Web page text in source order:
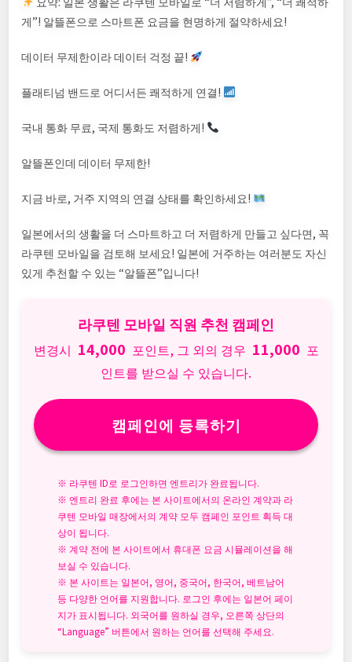
게”! 알뜰폰으로 스마트폰 요금을 현명하게 절약하세요!
데이터 무제한이라 데이터 걱정 끝!
플래티넘 밴드로 어디서든 쾌적하게 연결!
국내 통화 무료, 국제 통화도 저렴하게!
알뜰폰인데 데이터 무제한!
지금 바로, 거주 지역의 연결 상태를 확인하세요!
일본에서의 생활을 더 스마트하고 더 저렴하게 만들고 싶다면, 꼭
라쿠텐 모바일을 검토해 보세요! 일본에 거주하는 여러분도 자신
있게 추천할 수 있는 “알뜰폰”입니다!
라쿠텐 모바일 직원 추천 캠페인
변경시 14,000 포인트, 그 외의 경우 11,000 포
인트를 받으실 수 있습니다.
캠페인에 등록하기
※ 라쿠텐 ID로 로그인하면 엔트리가 완료됩니다.
※ 엔트리 완료 후에는 본 사이트에서의 온라인 계약과 라
쿠텐 모바일 매장에서의 계약 모두 캠페인 포인트 획득 대
상이 됩니다.
※ 계약 전에 본 사이트에서 휴대폰 요금 시뮬레이션을 해
보실 수 있습니다.
※ 본 사이트는 일본어, 영어, 중국어, 한국어, 베트남어
등 다양한 언어를 지원합니다. 로그인 후에는 일본어 페이
지가 표시됩니다. 외국어를 원하실 경우, 오른쪽 상단의
“Language” 버튼에서 원하는 언어를 선택해 주세요.